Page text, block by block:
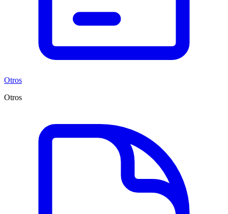
Otros
Otros